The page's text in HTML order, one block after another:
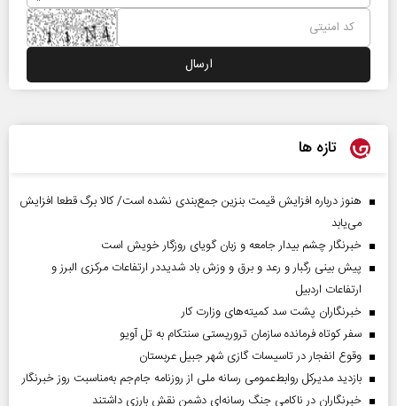
تازه ها
هنوز درباره افزایش قیمت بنزین جمع‌بندی نشده است/ کالا برگ قطعا افزایش
می‌یابد
خبرنگار چشم بیدار جامعه و زبان گویای روزگار خویش است
پیش بینی رگبار و رعد و برق و وزش باد شدیددر ارتفاعات مرکزی البرز و
ارتفاعات اردبیل
خبرنگاران پشت سد کمیته‌های وزارت کار
سفر کوتاه فرمانده سازمان تروریستی سنتکام به تل آویو
وقوع انفجار در تاسیسات گازی شهر جبیل عربستان
بازدید مدیرکل روابط‌عمومی رسانه ملی از روزنامه جام‌جم به‌مناسبت روز خبرنگار
خبرنگاران در ناکامی جنگ رسانه‌ای دشمن نقش بارزی داشتند